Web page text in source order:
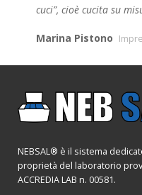
cuci”, cioè cucita su
Marina Pistono
NEBSAL® è il sistema
proprietà del laboratorio
ACCREDIA LAB n. 00581.